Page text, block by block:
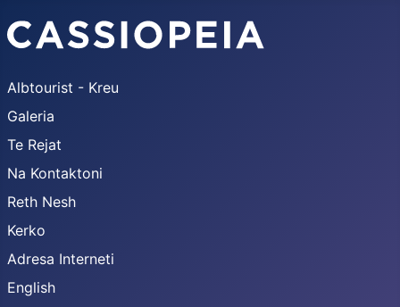
Albtourist - Kreu
Galeria
Te Rejat
Na Kontaktoni
Reth Nesh
Kerko
Adresa Interneti
English